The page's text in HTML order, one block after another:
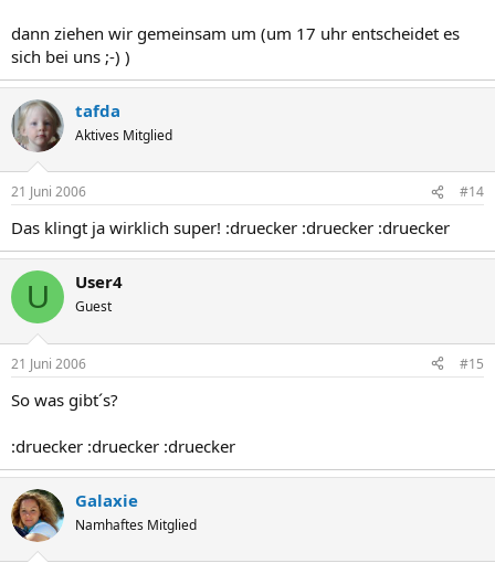
dann ziehen wir gemeinsam um (um 17 uhr entscheidet es
sich bei uns ;-) )
tafda
Aktives Mitglied
21 Juni 2006 #14
Das klingt ja wirklich super! :druecker :druecker :druecker
U User4
Guest
21 Juni 2006 #15
So was gibt´s?
:druecker :druecker :druecker
Galaxie
Namhaftes Mitglied